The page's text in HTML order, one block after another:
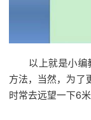
以上就是小编
方法，当然，为了
时常去远望一下6